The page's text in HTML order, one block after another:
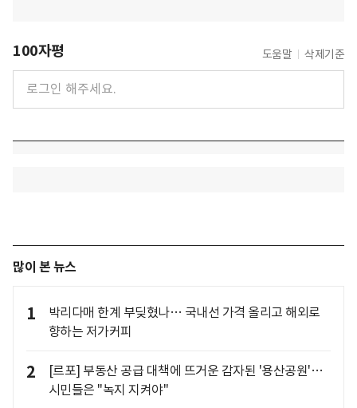
100자평 도움말 삭제기준
많이 본 뉴스
1
박리다매 한계 부딪혔나… 국내선 가격 올리고 해외로
향하는 저가커피
2
[르포] 부동산 공급 대책에 뜨거운 감자된 '용산공원'…
시민들은 "녹지 지켜야"